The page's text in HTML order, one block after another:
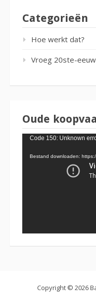
Categorieën
Hoe werkt dat?
Vroeg 20ste-
Oude
Videospeler
Code 150: Unknown
Bestand downloaden:
Copyright © 2026